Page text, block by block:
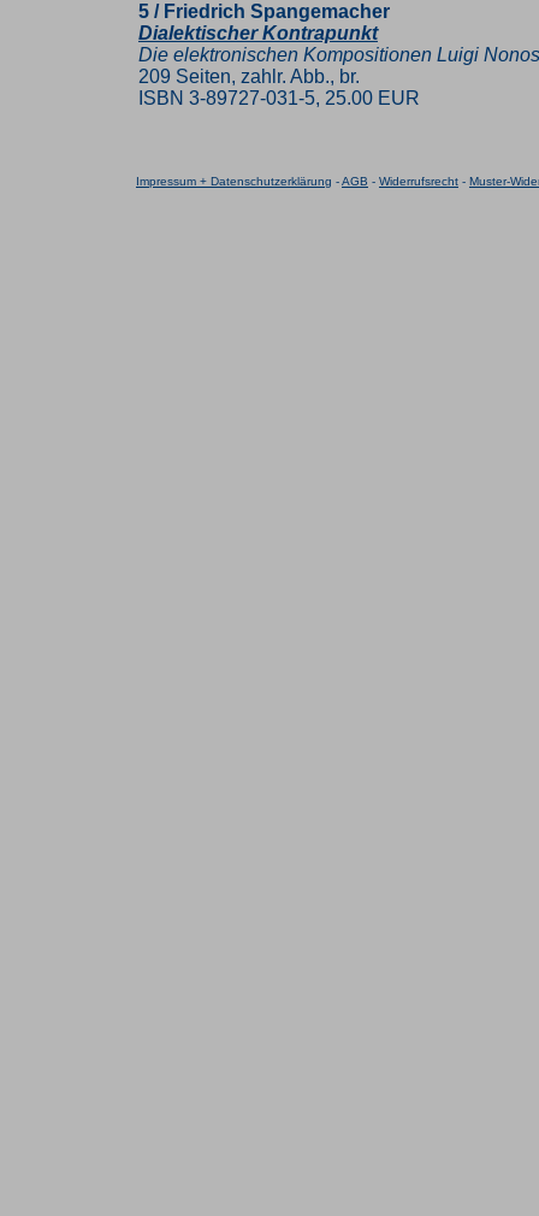
5 / Friedrich Spangemacher
Dialektischer Kontrapunkt
Die elektronischen Kompositionen Luigi
209 Seiten, zahlr. Abb., br.
ISBN 3-89727-031-5, 25.00 EUR
Impressum + Datenschutzerklärung -AGB - Widerrufsrecht - Muster-